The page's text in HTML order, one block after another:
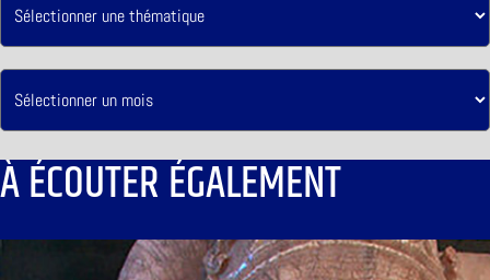
À ÉCOUTER ÉGALEMENT